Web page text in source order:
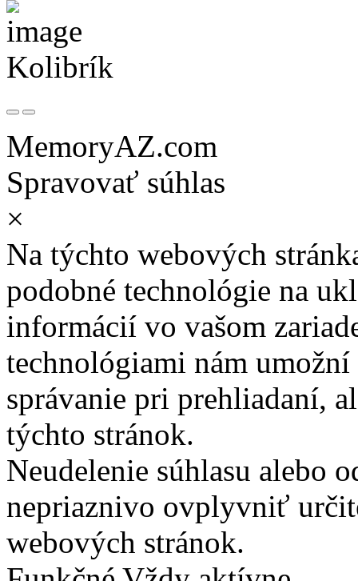
Kolibrík
MemoryAZ.com
Spravovať súhlas
×
Na týchto webových
podobné technológie na
informácií vo vašom
technológiami nám
správanie pri prehliadaní,
týchto stránok.
Neudelenie súhlasu alebo
nepriaznivo ovplyvniť
webových stránok.